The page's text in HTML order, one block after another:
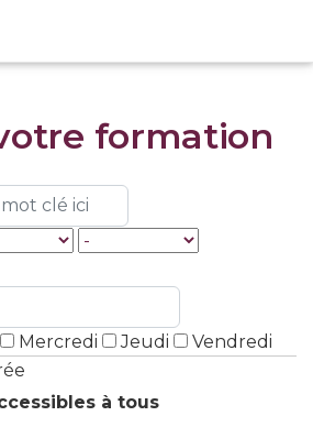
formation
Mercredi Jeudi
Vendredi
à tous